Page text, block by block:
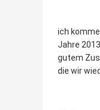
ich
Jahre
gutem
die wir